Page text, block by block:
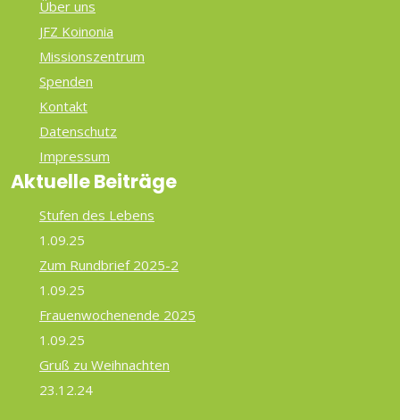
Über uns
JFZ Koinonia
Missionszentrum
Spenden
Kontakt
Datenschutz
Impressum
Aktuelle Beiträge
Stufen des Lebens
1.09.25
Zum Rundbrief 2025-2
1.09.25
Frauenwochenende 2025
1.09.25
Gruß zu Weihnachten
23.12.24